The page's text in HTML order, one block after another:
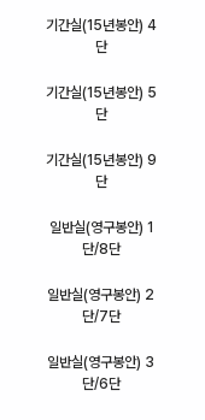
기간실(15년봉안) 4
단
기간실(15년봉안) 5
단
기간실(15년봉안) 9
단
일반실(영구봉안) 1
단/8단
일반실(영구봉안) 2
단/7단
일반실(영구봉안) 3
단/6단